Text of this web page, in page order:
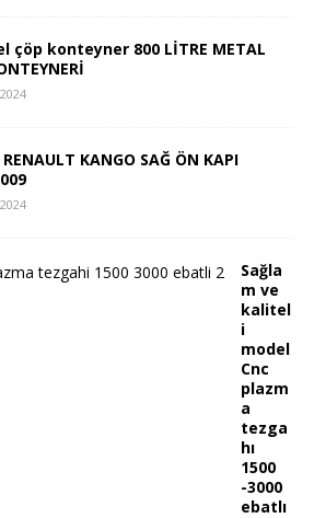
çöp konteyner 800 LİTRE METAL
KANGO SAĞ ÖN KAPI
Sağla
m ve
kalitel
i
model
Cnc
plazm
a
tezga
hı
1500
-3000
ebatlı